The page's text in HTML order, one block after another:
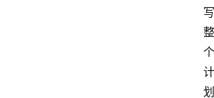
写
整
个
计
划